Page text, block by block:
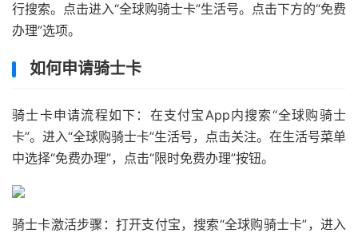
行搜索。点击进入“全球购骑士卡”生活号。点击下方的“免费
办理”选项。
如何申请骑士卡
骑士卡申请流程如下：在支付宝App内搜索“全球购骑士
卡”。进入“全球购骑士卡”生活号，点击关注。在生活号菜单
中选择“免费办理”，点击“限时免费办理”按钮。
骑士卡激活步骤：打开支付宝，搜索“全球购骑士卡”，进入